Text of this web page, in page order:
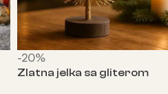
-20%
Zlatna jelka sa gliterom